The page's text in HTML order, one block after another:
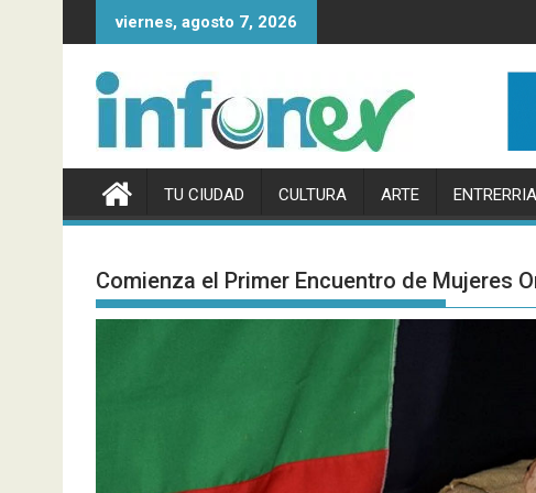
al
viernes, agosto 7, 2026
TU CIUDAD CULTURA ARTE
Comienza el Primer Encuentro de Mujeres